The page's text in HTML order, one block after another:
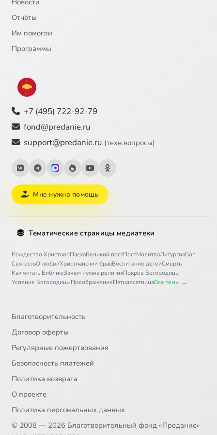
Отчёты
Им помогли
Программы
+7 (495) 722-92-79
fond@predanie.ru
support@predanie.ru (техн.вопросы)
Мне нужна помощь
Тематические страницы медиатеки
Рождество ХристовоПасхаВеликий постПостМолитваЛитургияБог
СвятостьО любвиХристианский бракВоспитание детейСмерть
Как читать БиблиюЗачем нужна религияПокров Богородицы
Успение БогородицыПреображениеПятидесятницаВсе темы →
Благотворительность
Договор оферты
Регулярные пожертвования
Безопасность платежей
Политика возврата
О проекте
Политика персональных данных
© 2008 — 2026 Благотворительный фонд «Предание»